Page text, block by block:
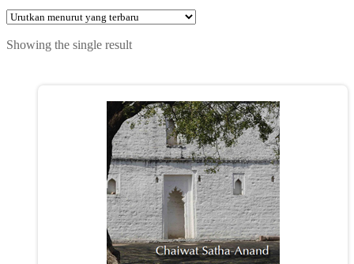
Showing the single result